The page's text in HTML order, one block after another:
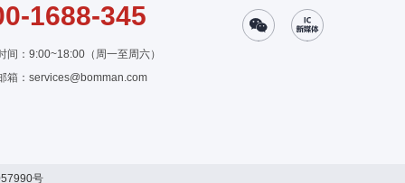
1688-345
间：9:00~18:00（周一至周六）
箱： services@bomman.com
号